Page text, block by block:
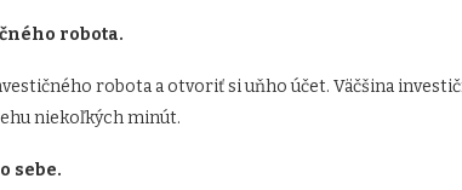
robota.
robota a otvoriť si uňho účet. Väčšina
niekoľkých minút.
sebe.